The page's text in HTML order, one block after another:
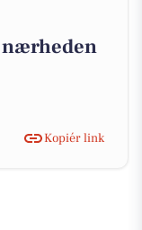
nærheden
Kopiér link